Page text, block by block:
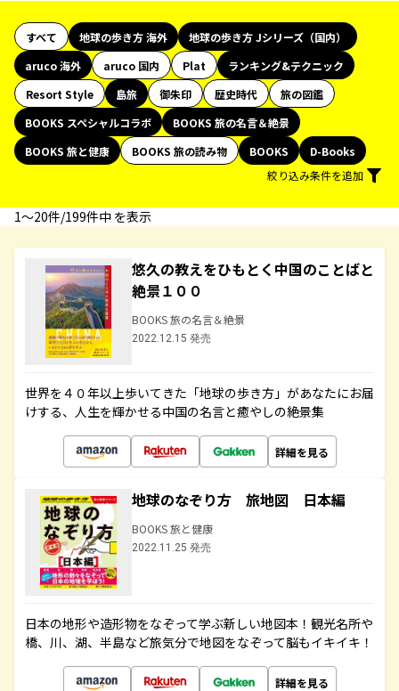
すべて 地球の歩き方 海外
地球の歩き方 Jシリーズ（国内）
aruco 海外
aruco 国内 Plat
ランキング&テクニック
Resort Style
島旅 御朱印 歴史時代
旅の図鑑
BOOKS スペシャルコラボ
BOOKS 旅の名言＆絶景
BOOKS 旅と健康
BOOKS 旅の読み物 BOOKS
D-Books
絞り込み条件を追加
1〜20件/199件中 を表示
悠久の教えをひもとく中国のことばと
絶景１００
BOOKS 旅の名言＆絶景
2022.12.15 発売
世界を４０年以上歩いてきた「地球の歩き方」があなたにお届
けする、人生を輝かせる中国の名言と癒やしの絶景集
詳細を見る
地球のなぞり方 旅地図 日本編
BOOKS 旅と健康
2022.11.25 発売
日本の地形や造形物をなぞって学ぶ新しい地図本！観光名所や
橋、川、湖、半島など旅気分で地図をなぞって脳もイキイキ！
詳細を見る